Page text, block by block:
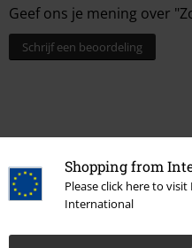
Shopping from
Please click here to
International
Geef ons je mening over
Schrijf een beoordeling